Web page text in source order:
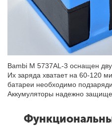
Bambi M 5737AL-3 оснащен
Их заряда хватает на 60-120
батареи необходимо
Аккумуляторы надежно